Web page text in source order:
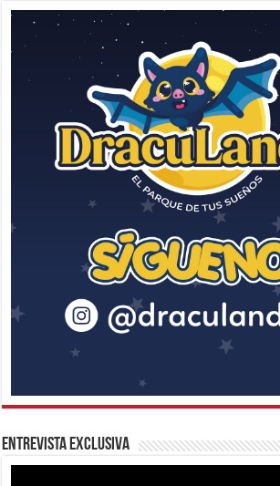
Entrevista Exclusiva